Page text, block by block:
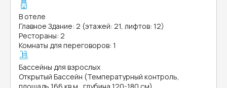
В отеле
Главное Здание: 2 (этажей: 21, лифтов: 12)
Рестораны: 2
Комнаты для переговоров: 1
Бассейны для взрослых
Открытый Бассейн (Температурный контроль,